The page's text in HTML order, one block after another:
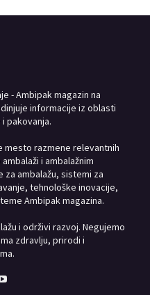
- Ambipak magazin na
informacije iz oblasti
pakovanja.
mesto razmene relevantnih
i ambalažnim
za ambalažu, sistemi za
tehnološke inovacije,
Ambipak magazina.
i održivi razvoj. Negujemo
zdravlju, prirodi i